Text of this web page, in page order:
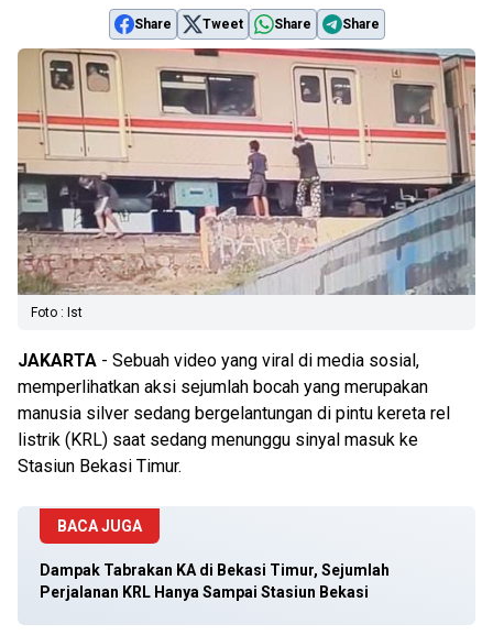
Share Tweet Share Share
Foto : Ist
JAKARTA - Sebuah video yang viral di media sosial,
memperlihatkan aksi sejumlah bocah yang merupakan
manusia silver sedang bergelantungan di pintu kereta rel
listrik (KRL) saat sedang menunggu sinyal masuk ke
Stasiun Bekasi Timur.
BACA JUGA
Dampak Tabrakan KA di Bekasi Timur, Sejumlah
Perjalanan KRL Hanya Sampai Stasiun Bekasi